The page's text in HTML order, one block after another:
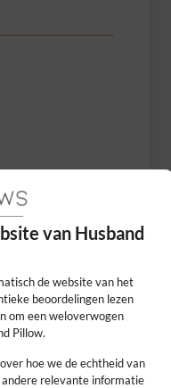
te
plus!
van Husband
de website van het
beoordelingen lezen
om een weloverwogen
Pillow.
hoe we de echtheid van
relevante informatie